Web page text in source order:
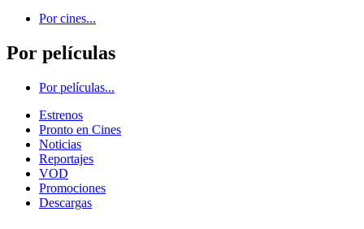
Por cines...
Por películas
Por películas...
Estrenos
Pronto en Cines
Noticias
Reportajes
VOD
Promociones
Descargas